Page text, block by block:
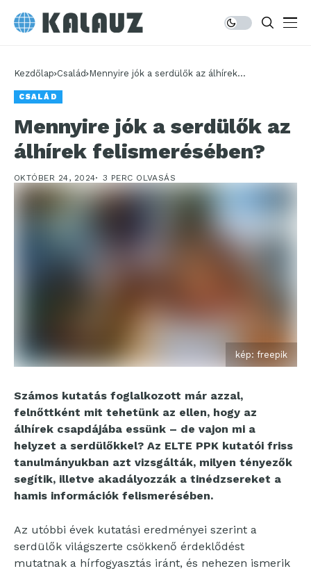
Kezdőlap Család Mennyire jók a serdülők az álhírek
CSALÁD
Mennyire jók a serdülők az
álhírek felismerésében?
OKTÓBER 24, 2024 3 PERC OLVASÁS
kép: freepik
Számos kutatás foglalkozott már azzal,
felnőttként mit tehetünk az ellen, hogy az
álhírek csapdájába essünk – de vajon mi a
helyzet a serdülőkkel? Az ELTE PPK kutatói friss
tanulmányukban azt vizsgálták, milyen tényezők
segítik, illetve akadályozzák a tinédzsereket a
hamis információk felismerésében.
Az utóbbi évek kutatási eredményei szerint a
serdülők világszerte csökkenő érdeklődést
mutatnak a hírfogyasztás iránt, és nehezen ismerik